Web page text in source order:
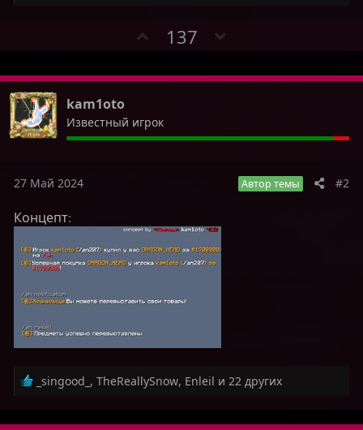
и
з
и
и
в
о
л
о
137
г
а
в
ы
й
kam1oto
Известный игрок
27 Май 2024 Автор темы #2
Концепт:
Р
к
_singood_ , TheReallySnow, Enleil и 22 других